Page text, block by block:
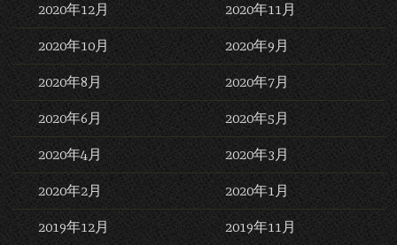
2020年12月 2020年11月
2020年10月 2020年9月
2020年8月 2020年7月
2020年6月 2020年5月
2020年4月 2020年3月
2020年2月 2020年1月
2019年12月 2019年11月